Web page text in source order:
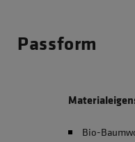
Passform
Bio-